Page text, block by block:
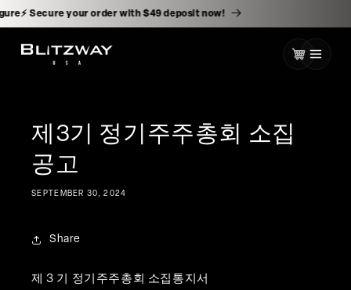
Secure your order with $49 deposit now!
Cart
제3기 정기주주총회 소집
공고
SEPTEMBER 30, 2024
Share
제 3 기 정기주주총회 소집통지서